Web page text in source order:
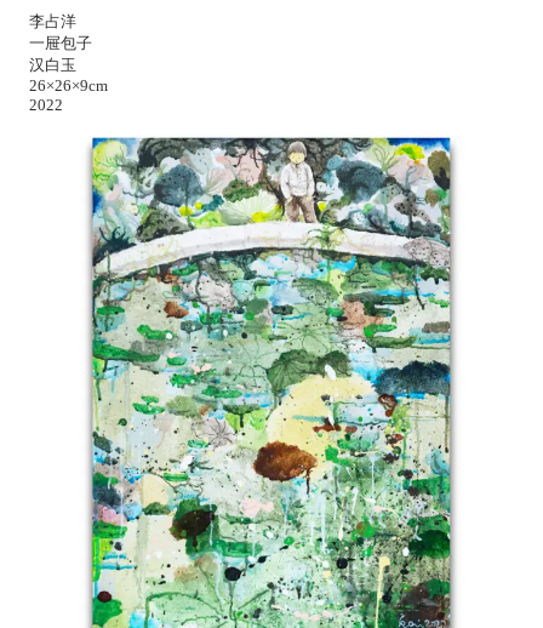
李占洋
一屉包子
汉白玉
26×26×9cm
2022